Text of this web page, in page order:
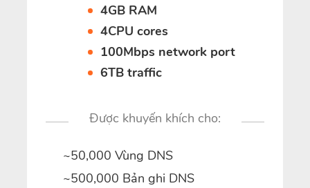
4GB RAM
4CPU cores
100Mbps network port
6TB traffic
Được khuyến khích cho:
~50,000 Vùng DNS
~500,000 Bản ghi DNS